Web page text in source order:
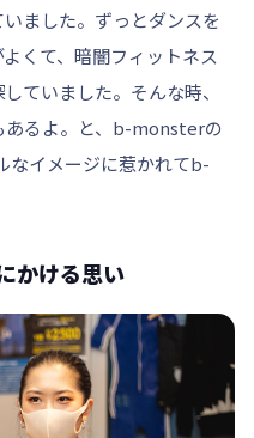
ました。ずっとダンスを
くて、暗闇フィットネス
ていました。そんな時、
あるよ。と、b-monsterの
なイメージに惹かれてb-
かける思い